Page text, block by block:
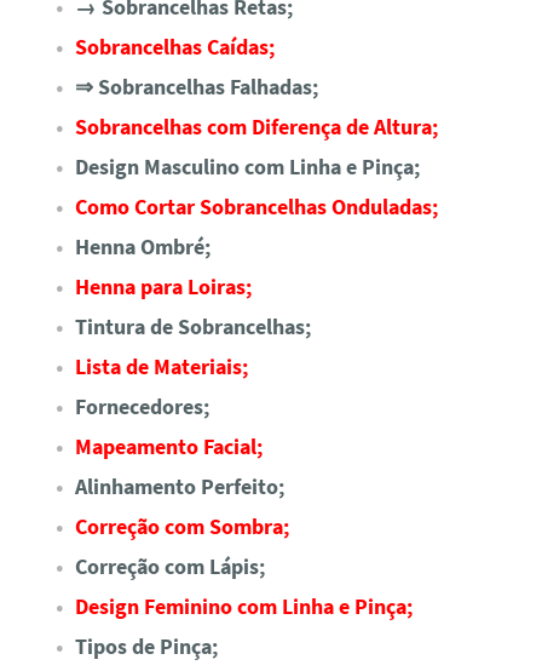
→ Sobrancelhas Retas;
Sobrancelhas Caídas;
⇒ Sobrancelhas Falhadas;
Sobrancelhas com Diferença de Altura;
Design Masculino com Linha e Pinça;
Como Cortar Sobrancelhas Onduladas;
Henna Ombré;
Henna para Loiras;
Tintura de Sobrancelhas;
Lista de Materiais;
Fornecedores;
Mapeamento Facial;
Alinhamento Perfeito;
Correção com Sombra;
Correção com Lápis;
Design Feminino com Linha e Pinça;
Tipos de Pinça;